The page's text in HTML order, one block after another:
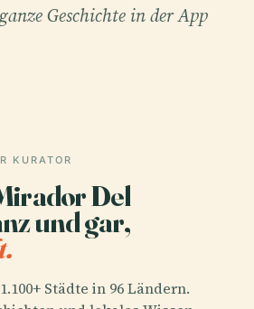
Geschichte in der App
KURATOR
Del
und gar,
Städte in 96 Ländern.